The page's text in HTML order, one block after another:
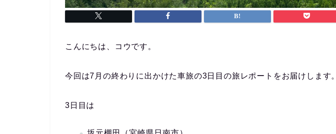
こんにちは、コウです。
今回は7月の終わりに出かけた車旅の3日目の旅レポートをお届けします。
3日目は